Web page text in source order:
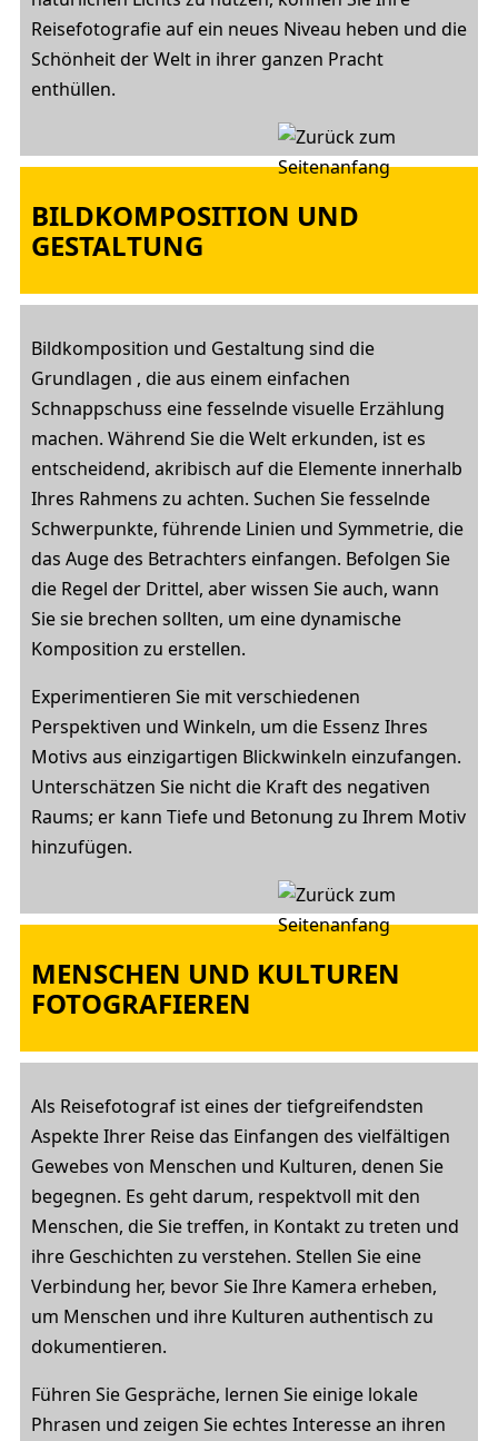
Reisefotografie auf ein neues Niveau heben und die
Schönheit der Welt in ihrer ganzen Pracht
enthüllen.
BILDKOMPOSITION UND
GESTALTUNG
Bildkomposition und Gestaltung sind die
Grundlagen , die aus einem einfachen
Schnappschuss eine fesselnde visuelle Erzählung
machen. Während Sie die Welt erkunden, ist es
entscheidend, akribisch auf die Elemente innerhalb
Ihres Rahmens zu achten. Suchen Sie fesselnde
Schwerpunkte, führende Linien und Symmetrie, die
das Auge des Betrachters einfangen. Befolgen Sie
die Regel der Drittel, aber wissen Sie auch, wann
Sie sie brechen sollten, um eine dynamische
Komposition zu erstellen.
Experimentieren Sie mit verschiedenen
Perspektiven und Winkeln, um die Essenz Ihres
Motivs aus einzigartigen Blickwinkeln einzufangen.
Unterschätzen Sie nicht die Kraft des negativen
Raums; er kann Tiefe und Betonung zu Ihrem Motiv
hinzufügen.
MENSCHEN UND KULTUREN
FOTOGRAFIEREN
Als Reisefotograf ist eines der tiefgreifendsten
Aspekte Ihrer Reise das Einfangen des vielfältigen
Gewebes von Menschen und Kulturen, denen Sie
begegnen. Es geht darum, respektvoll mit den
Menschen, die Sie treffen, in Kontakt zu treten und
ihre Geschichten zu verstehen. Stellen Sie eine
Verbindung her, bevor Sie Ihre Kamera erheben,
um Menschen und ihre Kulturen authentisch zu
dokumentieren.
Führen Sie Gespräche, lernen Sie einige lokale
Phrasen und zeigen Sie echtes Interesse an ihren